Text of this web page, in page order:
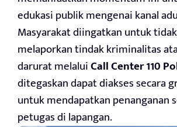
edukasi publik mengenai kanal
Masyarakat diingatkan untuk
melaporkan tindak kriminalitas
darurat melaluiCall Center 110
ditegaskan dapat diakses secara
untuk mendapatkan penanganan
petugas di lapangan.